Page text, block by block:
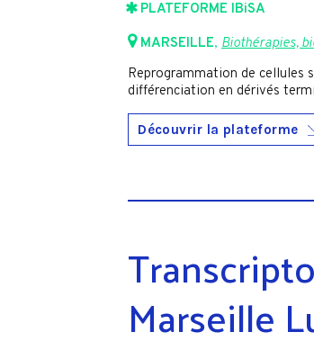
PLATEFORME IBiSA
MARSEILLE, Biothérapies,
Reprogrammation de cellules
différenciation en dérivés
Découvrir la plateforme
Marseille